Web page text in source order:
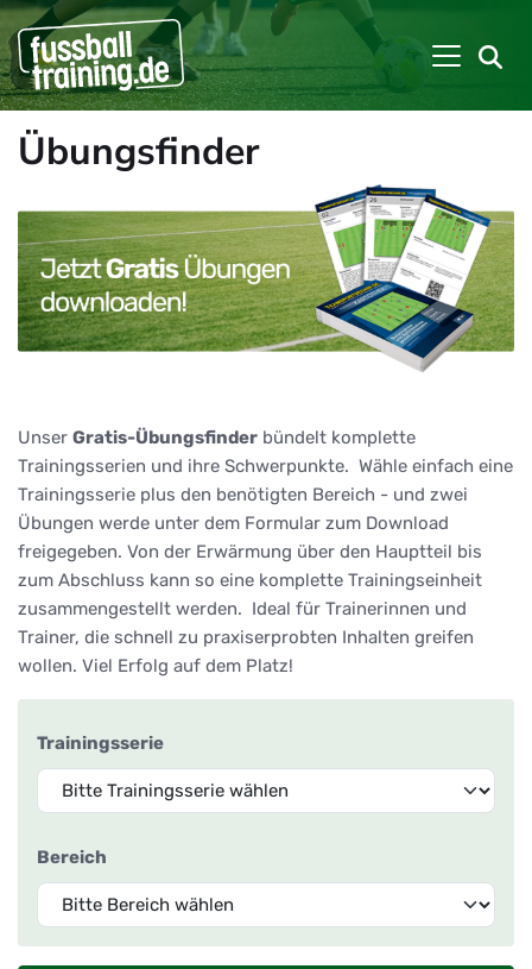
Übungsfinder
Unser Gratis-Übungsfinder bündelt komplette
Trainingsserien und ihre Schwerpunkte. Wähle einfach eine
Trainingsserie plus den benötigten Bereich - und zwei
Übungen werde unter dem Formular zum Download
freigegeben. Von der Erwärmung über den Hauptteil bis
zum Abschluss kann so eine komplette Trainingseinheit
zusammengestellt werden. Ideal für Trainerinnen und
Trainer, die schnell zu praxiserprobten Inhalten greifen
wollen. Viel Erfolg auf dem Platz!
Trainingsserie
Bereich